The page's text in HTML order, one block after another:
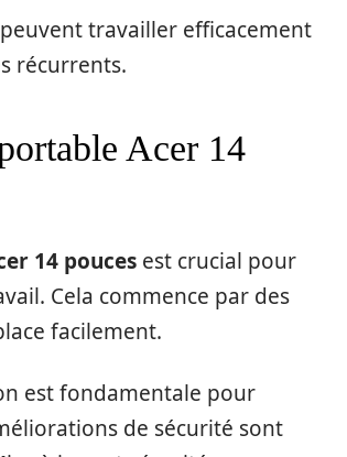
travailler efficacement
récurrents.
Acer 14
14 pouces est crucial pour
Cela commence par des
facilement.
est fondamentale pour
de sécurité sont